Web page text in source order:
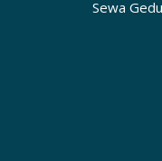
Sewa